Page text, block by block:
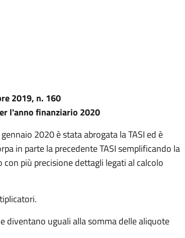
2019, n. 160
l'anno finanziario 2020
2020 è stata abrogata la TASI ed è
in parte la precedente TASI semplificando la
più precisione dettagli legati al calcolo
diventano uguali alla somma delle aliquote